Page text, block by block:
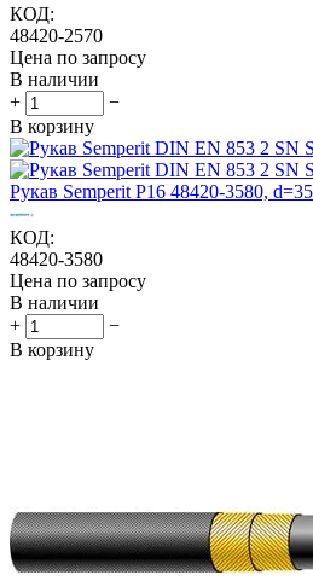
КОД:
48420-2570
Цена по запросу
В наличии
+
−
В корзину
Рукав Semperit P16 48420-3580, d=35
КОД:
48420-3580
Цена по запросу
В наличии
+
−
В корзину